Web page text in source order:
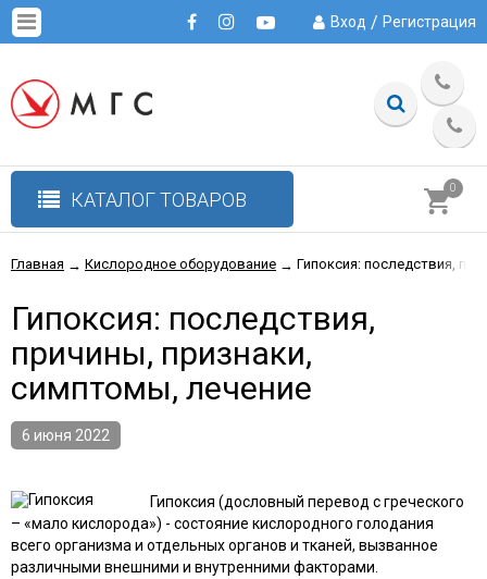
Вход / Регистрация
КАТАЛОГ ТОВАРОВ
0
Главная → Кислородное оборудование → Гипоксия: последствия,
Гипоксия: последствия,
причины, признаки,
симптомы, лечение
6 июня 2022
Гипоксия (дословный перевод с греческого
– «мало кислорода») - состояние кислородного голодания
всего организма и отдельных органов и тканей, вызванное
различными внешними и внутренними факторами.